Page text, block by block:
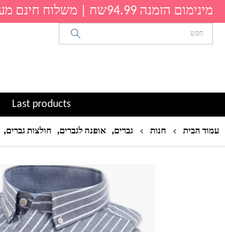
מינימום הזמנה 94.99שח | משלוח חינם מעל 199.99שח
Last products
עמוד הבית חנות גברים, אופנה לגברים, חולצות גברים,